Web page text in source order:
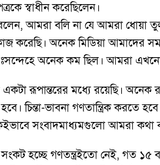
স্বাধীন করেছিলেন।
আমরা বলি না যে আমরা ধোয়া
করেছি। অনেক মিডিয়া আমাদের
অনেক কম ছিল। আমরা এখনো
রূপান্তরের মধ্যে রয়েছি। অনেক
চিন্তা-ভাবনা গণতান্ত্রিক করতে
সংবাদমাধ্যমগুলো আমরা কথা
হচ্ছে গণতন্ত্রইতো নেই, গত ১৫